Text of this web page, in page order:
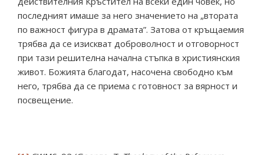
последният имаше за него значението на „втората
по важност фигура в драмата”. Затова от кръщаемия
трябва да се изискват доброволност и отговорност
при тази решителна начална стъпка в християнския
живот. Божията благодат, насочена свободно към
него, трябва да се приема с готовност за вярност и
посвещение.